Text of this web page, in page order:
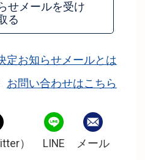
せメールを受け
る
定お知らせメールとは
お問い合わせはこちら
） LINE メール